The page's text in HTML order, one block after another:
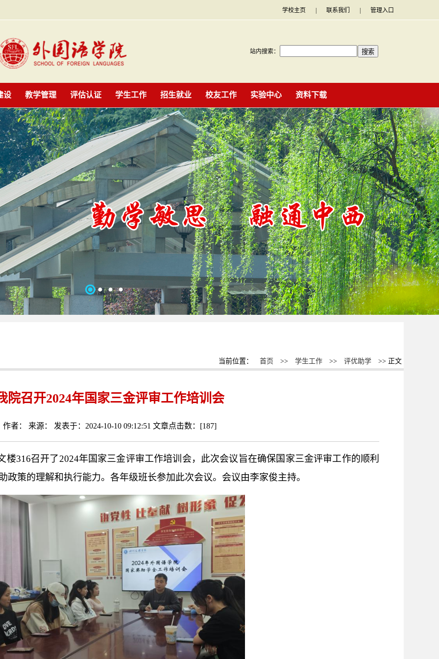
学校主页 联系我们 管理入口
站内搜索：
设 教学管理 评估认证 学生工作 招生就业 校友工作 实验中心 资料下载
当前位置： 首页 >> 学生工作 >> 评优助学 >> 正文
院召开2024年国家三金评审工作培训会
作者： 来源： 发表于：2024-10-10 09:12:51 文章点击数：[187]
楼316召开了2024年国家三金评审工作培训会， 此次会议旨在确保国家三金评审工作的顺利
政策的理解和执行能力。 各年级班长参加此次会议。会议由李家俊主持。